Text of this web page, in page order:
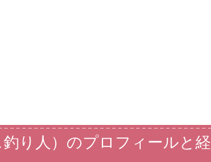
り人）のプロフィールと経